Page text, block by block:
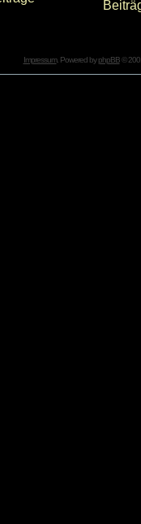
Impressum. Powered byphpBB©